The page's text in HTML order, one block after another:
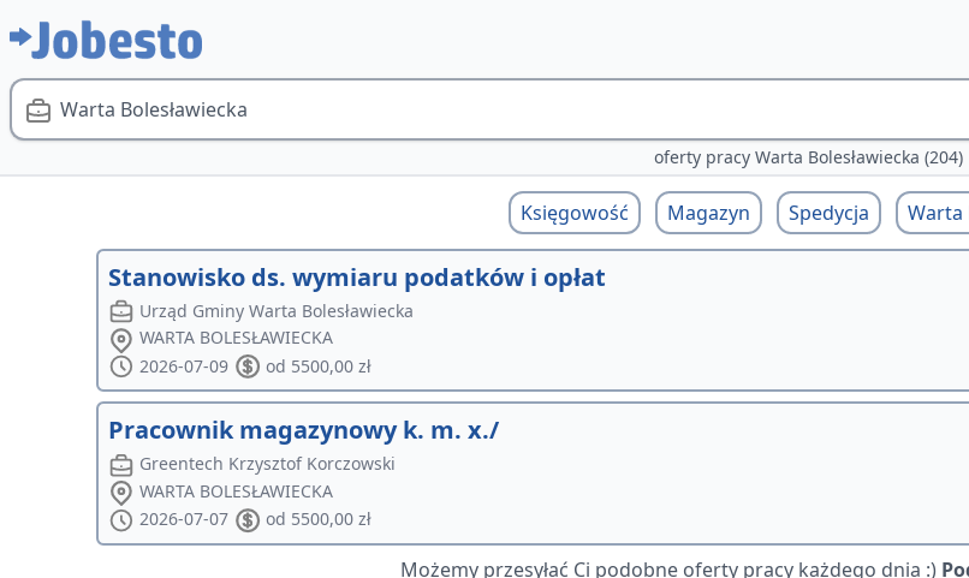
Warta Bolesławiecka
oferty pracy Warta Bolesławiecka (204)
Księgowość Magazyn Spedycja Warta
Stanowisko ds. wymiaru podatków i opłat
Urząd Gminy Warta Bolesławiecka
WARTA BOLESŁAWIECKA
2026-07-09
od 5500,00 zł
Pracownik magazynowy k. m. x./
Greentech Krzysztof Korczowski
WARTA BOLESŁAWIECKA
2026-07-07
od 5500,00 zł
Możemy przesyłać Ci podobne oferty pracy każdego dnia :)